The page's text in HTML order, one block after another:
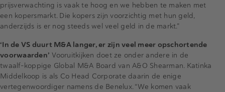
prijsverwachting is vaak te hoog en we hebben te maken met
een kopersmarkt. Die kopers zijn voorzichtig met hun geld,
anderzijds is er nog steeds wel veel geld in de markt.”
‘In de VS duurt M&A langer, er zijn veel meer opschortende
voorwaarden’ Vooruitkijken doet ze onder andere in de
twaalf-koppige Global M&A Board van A&O Shearman. Katinka
Middelkoop is als Co Head Corporate daarin de enige
vertegenwoordiger namens de Benelux. “We komen vaak